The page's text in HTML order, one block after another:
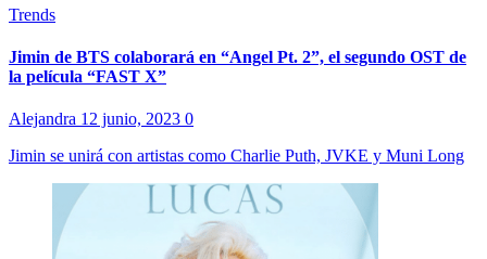
Trends
Jimin de BTS colaborará en “Angel Pt. 2”, el segundo OST de
la película “FAST X”
Alejandra 12 junio, 2023 0
Jimin se unirá con artistas como Charlie Puth, JVKE y Muni Long